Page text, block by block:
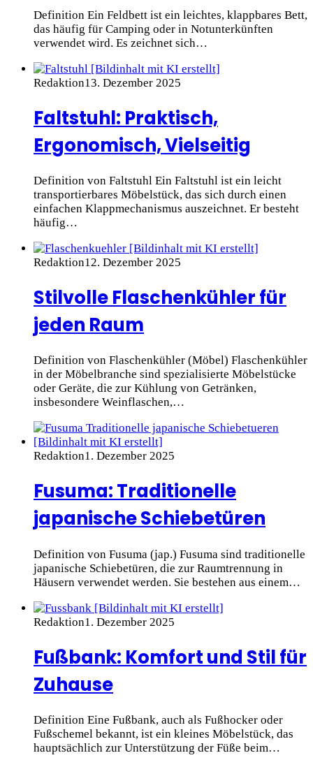
Definition Ein Feldbett ist ein leichtes, klappbares Bett,
das häufig für Camping oder in Notunterkünften
verwendet wird. Es zeichnet sich…
Redaktion13. Dezember 2025
Faltstuhl: Praktisch,
Ergonomisch, Vielseitig
Definition von Faltstuhl Ein Faltstuhl ist ein leicht
transportierbares Möbelstück, das sich durch einen
einfachen Klappmechanismus auszeichnet. Er besteht
häufig…
Redaktion12. Dezember 2025
Stilvolle Flaschenkühler für
jeden Raum
Definition von Flaschenkühler (Möbel) Flaschenkühler
in der Möbelbranche sind spezialisierte Möbelstücke
oder Geräte, die zur Kühlung von Getränken,
insbesondere Weinflaschen,…
Redaktion1. Dezember 2025
Fusuma: Traditionelle
japanische Schiebetüren
Definition von Fusuma (jap.) Fusuma sind traditionelle
japanische Schiebetüren, die zur Raumtrennung in
Häusern verwendet werden. Sie bestehen aus einem…
Redaktion1. Dezember 2025
Fußbank: Komfort und Stil für
Zuhause
Definition Eine Fußbank, auch als Fußhocker oder
Fußschemel bekannt, ist ein kleines Möbelstück, das
hauptsächlich zur Unterstützung der Füße beim…